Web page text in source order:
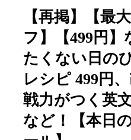
【再掲】【最
フ】【499円】
たくない日の
レシピ 499円
戦力がつく英
など！【本日